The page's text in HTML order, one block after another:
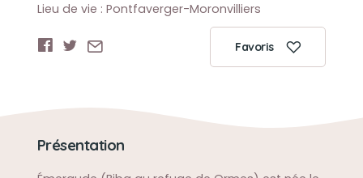
Lieu de vie : Pontfaverger-Moronvilliers
Favoris
Présentation